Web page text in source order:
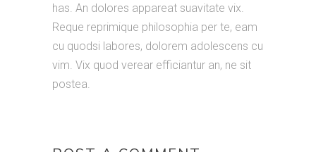
has. An dolores appareat suavitate vix.
Reque reprimique philosophia per te, eam
cu quodsi labores, dolorem adolescens cu
vim. Vix quod verear efficiantur an, ne sit
postea.